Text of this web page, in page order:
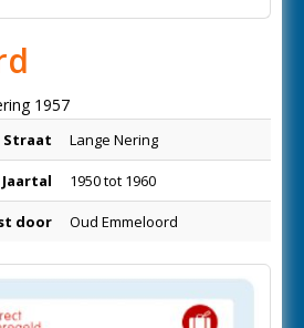
1957
Straat Lange Nering
Jaartal 1950 tot 1960
door Oud Emmeloord